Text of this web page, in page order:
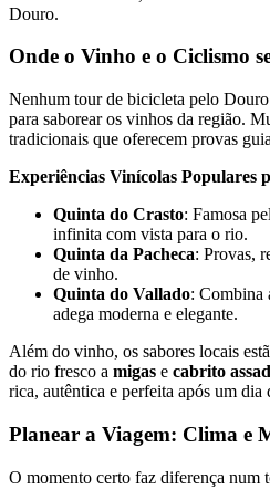
Santiago de Compostela de
|4/5
Douro.
Onde o Vinho e o Ciclismo
Nenhum tour de bicicleta pelo
para saborear os vinhos da região.
tradicionais que oferecem provas
Experiências Vinícolas Populares
Quinta do Crasto: Famosa
infinita com vista para o rio.
Quinta da Pacheca: Provas,
de vinho.
Quinta do Vallado: Combina
adega moderna e elegante.
Além do vinho, os sabores locais
do rio fresco a migas e cabrito
rica, autêntica e perfeita após um dia
Planear a Viagem: Clima e
O momento certo faz diferença num